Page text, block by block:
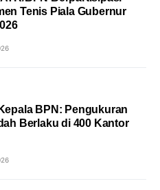
Tenis Piala Gubernur
BPN: Pengukuran
Berlaku di 400 Kantor